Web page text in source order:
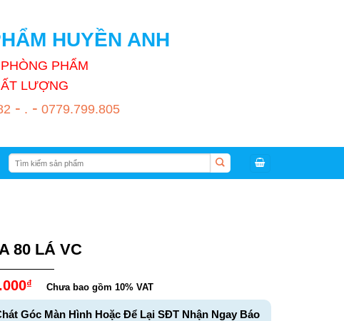
HUYỀN ANH
PHẨM
LƯỢNG
- . - 0779.799.805
Tìm
kiếm:
80 LÁ VC
₫ Chưa bao gồm 10% VAT
Góc Màn Hình Hoặc Để Lại SĐT Nhận Ngay Báo